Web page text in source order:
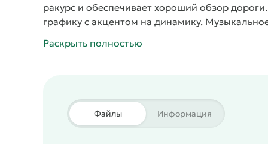
ракурс и обеспечивает хороший обзор
графику с акцентом на динамику.
с диалогами между персонажами, что
точность управления. Локации меняют
маршруты, городские дороги, территорию
Раскрыть полностью
Файлы Информация